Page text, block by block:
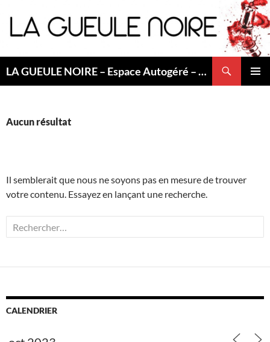
au
contenu
LA GUEULE NOIRE – Espace Autogéré – Saint Etienne
Aucun résultat
Il semblerait que nous ne soyons pas en mesure de trouver
votre contenu. Essayez en lançant une recherche.
Rechercher :
CALENDRIER